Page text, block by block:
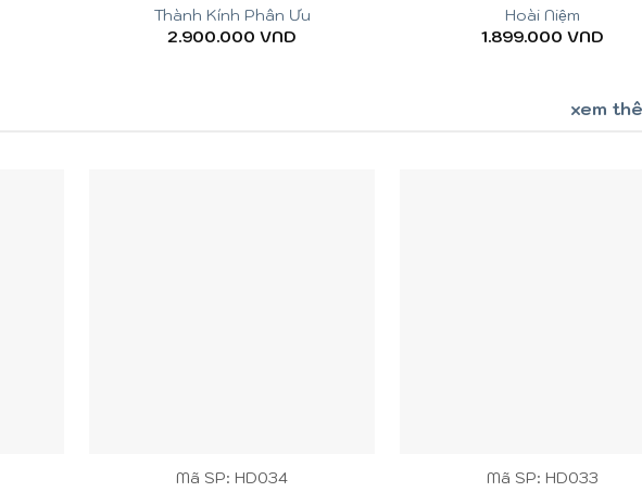
Thành Kính Phân Ưu
2.900.000 VND
Hoài Niệm
1.899.000 VND
xem
Mã SP: HD034
Mã SP: HD033